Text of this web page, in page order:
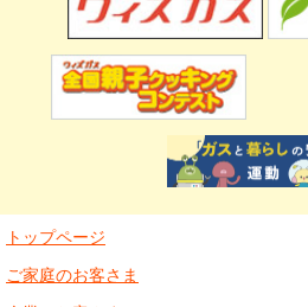
トップページ
ご家庭のお客さま